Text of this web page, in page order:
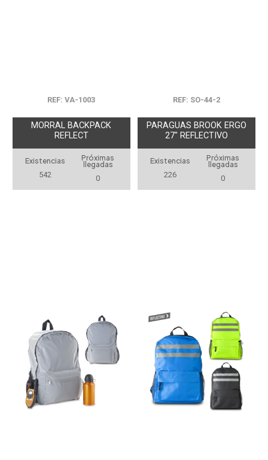
REF: VA-1003
MORRAL BACKPACK
REFLECT
Existencias
542
Próximas
llegadas
0
REF: SO-44-2
PARAGUAS BROOK ERGO
27" REFLECTIVO
Existencias
226
Próximas
llegadas
0